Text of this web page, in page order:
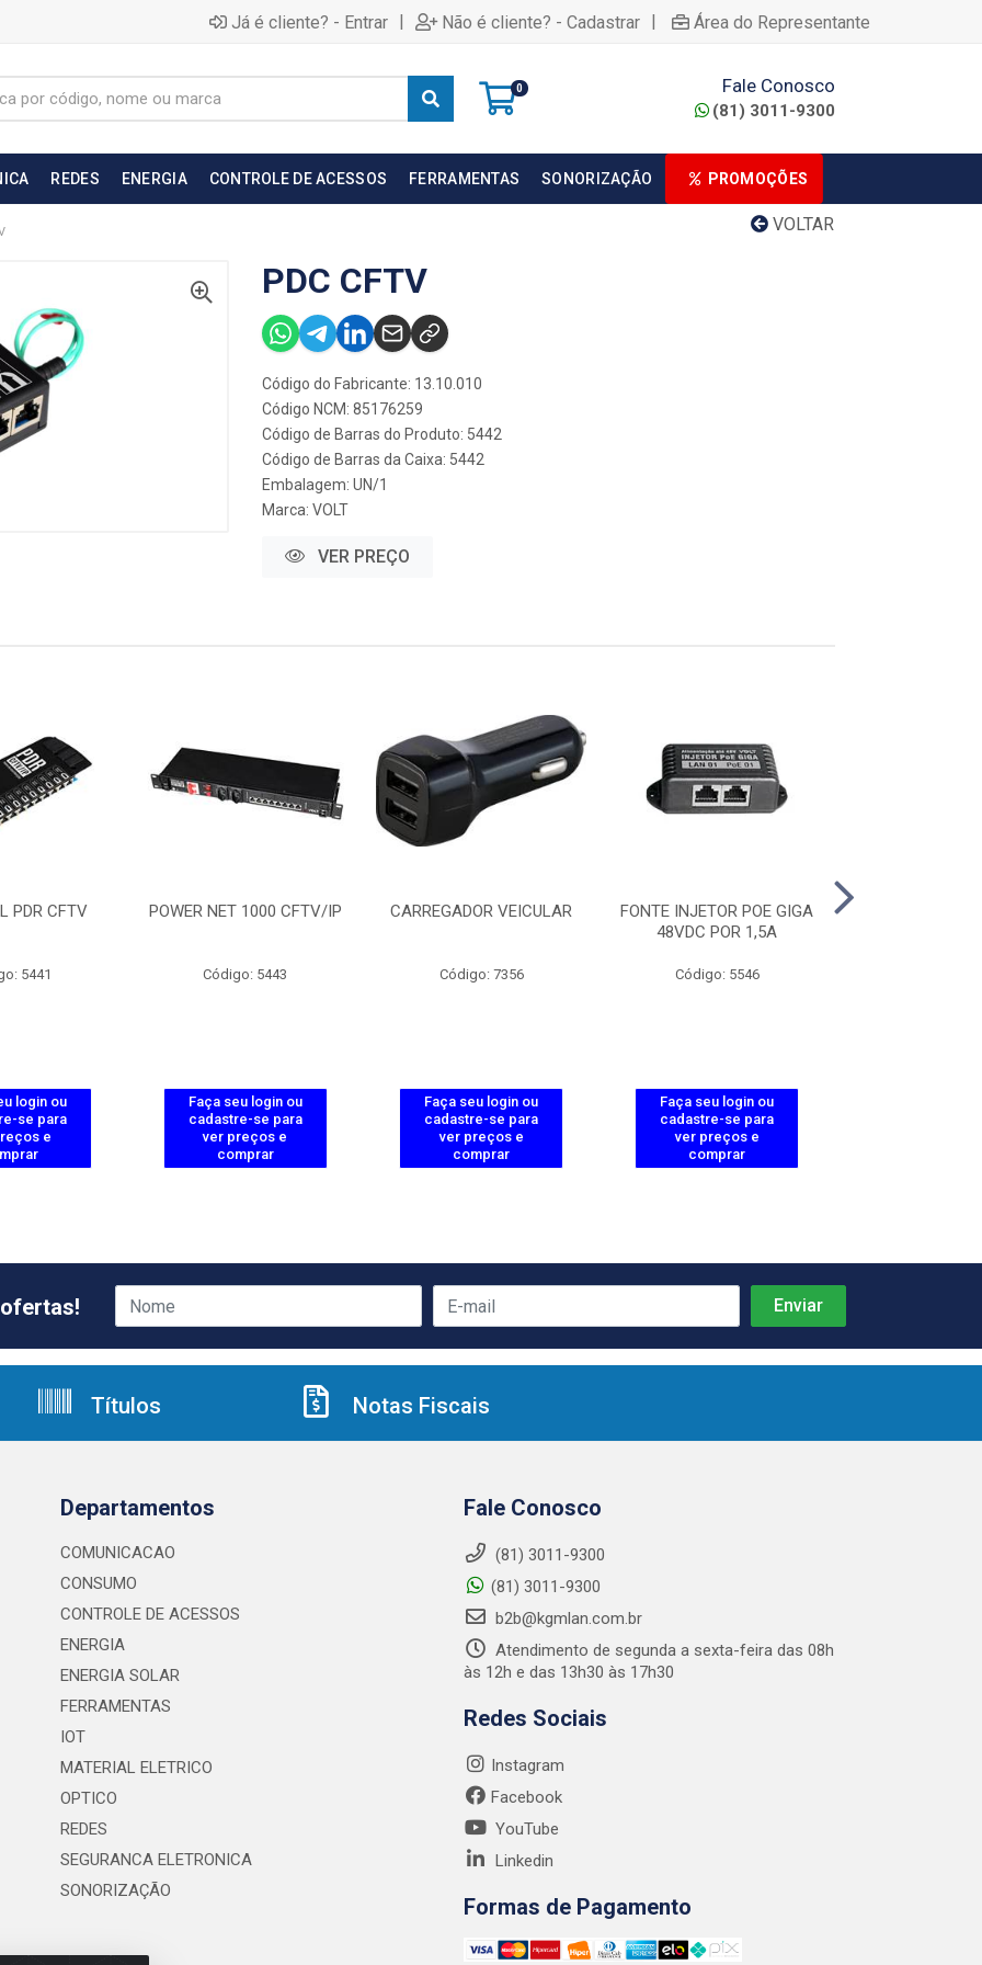
Já é cliente? - Entrar | Não é cliente? - Cadastrar | Área do Representante
0 Fale Conosco
(81) 3011-9300
REDES ENERGIA CONTROLE DE ACESSOS FERRAMENTAS SONORIZAÇÃO PROMOÇÕES
VOLTAR
PDC CFTV
Código do Fabricante: 13.10.010
Código NCM: 85176259
Código de Barras do Produto: 5442
Código de Barras da Caixa: 5442
Embalagem: UN/1
Marca: VOLT
VER PREÇO
PDR CFTV
5441
login ou
se para
e
POWER NET 1000 CFTV/IP
Código: 5443
Faça seu login ou
cadastre-se para
ver preços e
comprar
CARREGADOR VEICULAR
Código: 7356
Faça seu login ou
cadastre-se para
ver preços e
comprar
FONTE INJETOR POE GIGA
48VDC POR 1,5A
Código: 5546
Faça seu login ou
cadastre-se para
ver preços e
comprar
Títulos Notas Fiscais
Departamentos
COMUNICACAO
CONSUMO
CONTROLE DE ACESSOS
ENERGIA
ENERGIA SOLAR
FERRAMENTAS
IOT
MATERIAL ELETRICO
OPTICO
REDES
SEGURANCA ELETRONICA
SONORIZAÇÃO
Fale Conosco
(81) 3011-9300
(81) 3011-9300
b2b@kgmlan.com.br
Atendimento de segunda a sexta-feira das 08h
às 12h e das 13h30 às 17h30
Redes Sociais
Instagram
Facebook
YouTube
Linkedin
Formas de Pagamento